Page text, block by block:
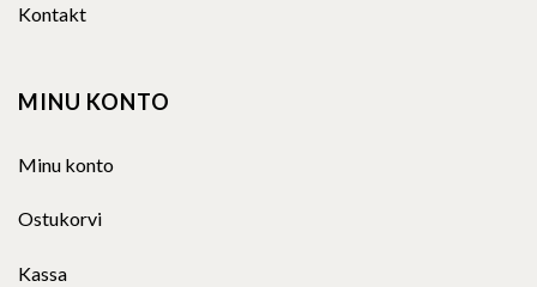
Kontakt
MINU KONTO
Minu konto
Ostukorvi
Kassa